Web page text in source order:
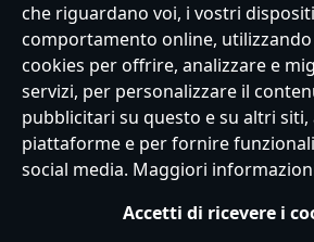
Servizio Clienti Termini d'Uso Trova
Normativa Europea sul trattamento dei dati
Informativa sulla privacy
Politica dei Cookie
Informativa sulla privacy UE
Termini e
Gestisci le impostazioni dei Cookies
s172
che riguardano voi, i vostri
comportamento online,
cookies per offrire, analizzare e
servizi, per personalizzare il
pubblicitari su questo e su altri siti,
piattaforme e per fornire
social media. Maggiori
Accetti di ricevere i